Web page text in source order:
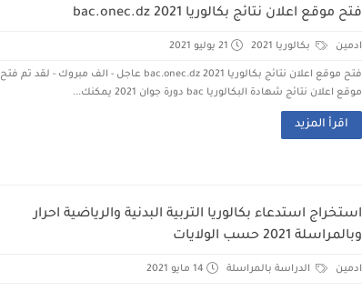
فتح موقع اعلان نتائج بكالوريا 2021 bac.onec.dz
ادمين بكالوريا 2021 21 يوليو 2021
فتح موقع اعلان نتائج بكالوريا 2021 bac.onec.dz عاجل - الف مبروك - لقد تم فتح
موقع اعلان نتائج شهادة البكالوريا bac دورة جوان 2021 يمكنك...
اقرأ المزيد
استخراج استدعاء بكالوريا التربية البدنية والرياضية احرار
وبالمراسلة 2021 حسب الولايات
ادمين الدراسة بالمراسلة 14 مايو 2021